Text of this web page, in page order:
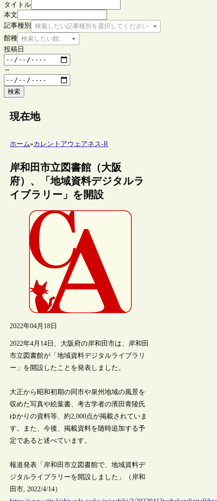
タイトル
本文
記事種別
検索したい記事種別を選択してください
館種 検索したい館種を選択してください
投稿日
～
検索
現在地
ホーム»カレントアウェアネス-R
岸和田市立図書館（大阪
府）、「地域資料デジタルラ
イブラリー」を開設
2022年04月18日
2022年4月14日、大阪府の岸和田市は、岸和田
市立図書館が「地域資料デジタルライブラリ
ー」を開設したことを発表しました。
大正から昭和初期の同市や泉州地域の風景を
収めた写真や絵葉書、考古学者の濱田青陵氏
ゆかりの資料等、約2,000点が掲載されていま
す。また、今後、掲載資料を随時追加する予
定であると述べています。
報道発表「岸和田市立図書館で、地域資料デ
ジタルライブラリーを開設しました」（岸和
田市, 2022/4/14）